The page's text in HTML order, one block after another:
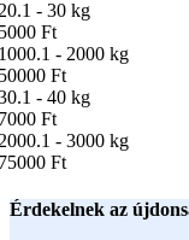
- 30 kg
Ft
- 2000 kg
Ft
- 40 kg
Ft
- 3000 kg
Ft
Érdekelnek az